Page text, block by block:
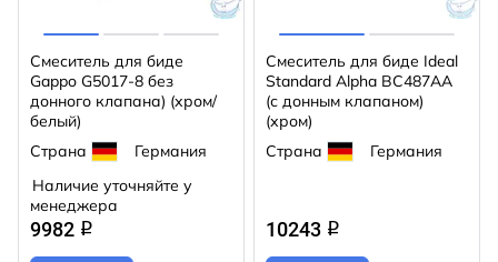
Смеситель для биде
Gappo G5017-8 без
донного клапана) (хром/
белый)
Страна
Германия
Наличие уточняйте у
менеджера
9982 q
Смеситель для биде Ideal
Standard Alpha BC487AA
(с донным клапаном)
(хром)
Страна
Германия
10243 q